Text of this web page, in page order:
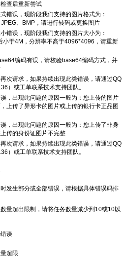
查后重新尝试
错误，现阶段我们支持的图片格式为：
JPEG、BMP，请进行转码或更换图片
错误，现阶段我们支持的图片大小为：
小于4M，分辨率不高于4096*4096，请重新
编码有误，请校验base64编码方式，并
次请求，如果持续出现此类错误，请通过QQ
）或工单联系技术支持团队。
，出现此问题的原因一般为：您上传的图片
上传了异形卡的图片或上传的银行卡正品图
，出现此问题的原因一般为：您上传了非身
传的身份证图片不完整
次请求，如果持续出现此类错误，请通过QQ
）或工单联系技术支持团队。
发生部分或全部错误，请根据具体错误码排
量超出限制，请将任务数量减少到10或10以
误
超限